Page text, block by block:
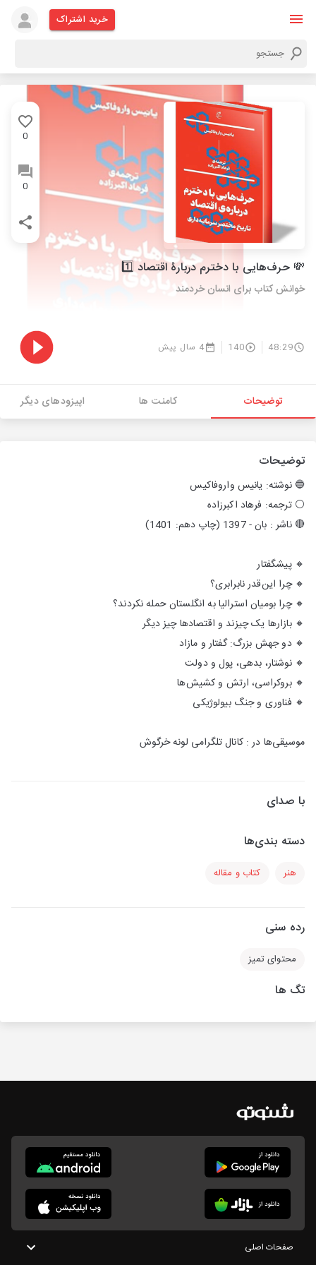
خرید اشتراک
0
0
💸 حرف‌هایی با دخترم دربارۀ اقتصاد 1️⃣
خوانش کتاب برای انسان خردمند
48:29
140 4 سال پیش
توضیحات کامنت ها اپیزودهای دیگر
توضیحات
🔵 نوشته: یانیس واروفاکیس
⚪️ ترجمه: فرهاد اکبرزاده
🔴 ناشر : بان - 1397 (چاپ دهم: 1401)
🔸 پیشگفتار
🔸 چرا این‌قدر نابرابری؟
🔸 چرا بومیان استرالیا به انگلستان حمله نکردند؟
🔸 بازارها یک چیزند و اقتصادها چیز دیگر
🔸 دو جهش بزرگ: گفتار و مازاد
🔸 نوشتار، بدهی، پول و دولت
🔸 بروکراسی، ارتش و کشیش‌ها
🔸 فناوری و جنگ بیولوژیکی
موسیقی‌ها در : کانال تلگرامی لونه خرگوش
با صدای
دسته بندی‌ها
هنر کتاب و مقاله
رده سنی
محتوای تمیز
تگ ها
صفحات اصلی